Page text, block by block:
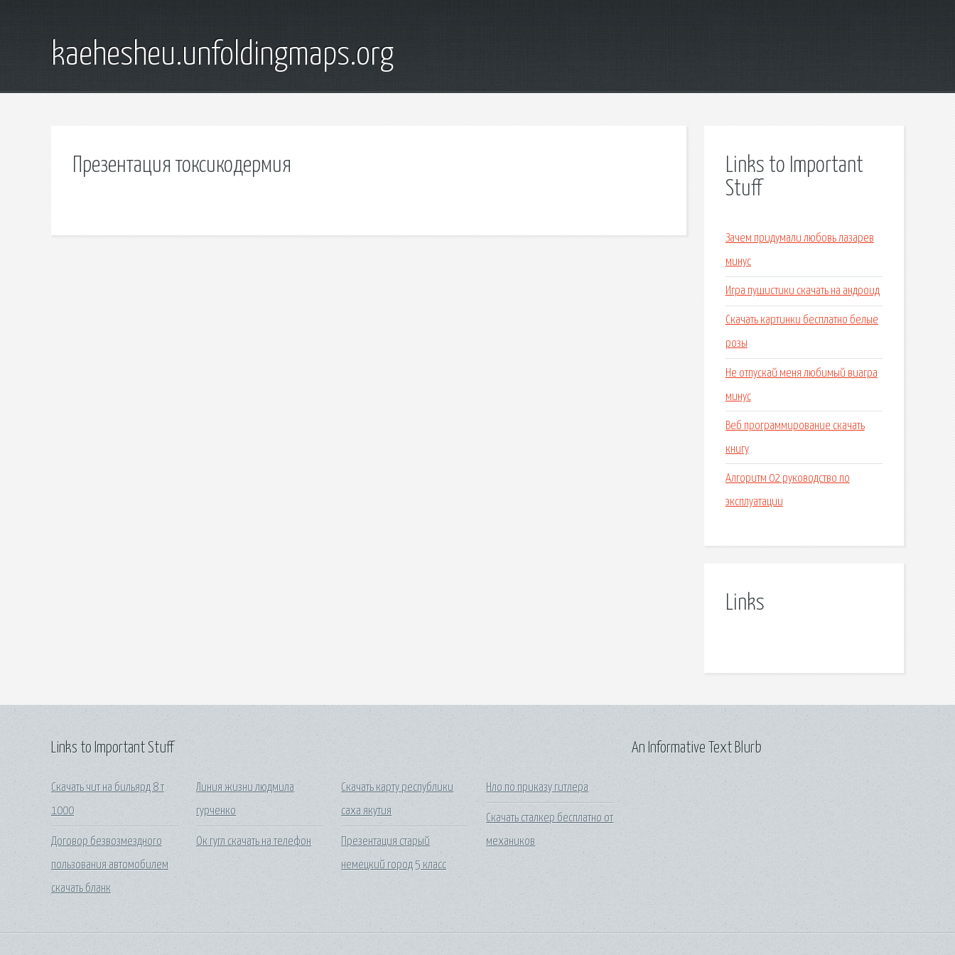
kaehesheu.unfoldingmaps.org
Презентация токсикодермия
Links to Important
Stuff
Зачем придумали любовь лазарев
минус
Игра пушистики скачать на андроид
Скачать картинки бесплатно белые
розы
Не отпускай меня любимый виагра
минус
Веб программирование скачать
книгу
Алгоритм 02 руководство по
эксплуатации
Links
Links to Important Stuff
Скачать чит на бильярд 8 т
1000
Договор безвозмездного
пользования автомобилем
скачать бланк
Линия жизни людмила
гурченко
Ок гугл скачать на телефон
Скачать карту республики
саха якутия
Презентация старый
немецкий город 5 класс
Нло по приказу гитлера
Скачать сталкер бесплатно от
механиков
An Informative Text Blurb